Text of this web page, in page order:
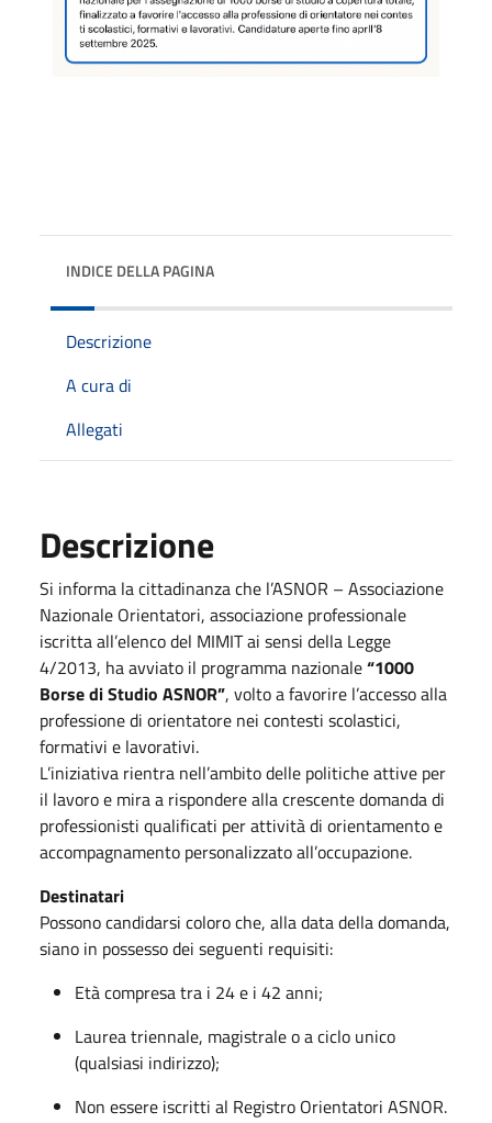
INDICE DELLA PAGINA
Descrizione
A cura di
Allegati
Descrizione
Si informa la cittadinanza che l’ASNOR – Associazione
Nazionale Orientatori, associazione professionale
iscritta all’elenco del MIMIT ai sensi della Legge
4/2013, ha avviato il programma nazionale“1000
Borse di Studio ASNOR”, volto a favorire l’accesso alla
professione di orientatore nei contesti scolastici,
formativi e lavorativi.
L’iniziativa rientra nell’ambito delle politiche attive per
il lavoro e mira a rispondere alla crescente domanda di
professionisti qualificati per attività di orientamento e
accompagnamento personalizzato all’occupazione.
Destinatari
Possono candidarsi coloro che, alla data della domanda,
siano in possesso dei seguenti requisiti:
Età compresa tra i 24 e i 42 anni;
Laurea triennale, magistrale o a ciclo unico
(qualsiasi indirizzo);
Non essere iscritti al Registro Orientatori ASNOR.